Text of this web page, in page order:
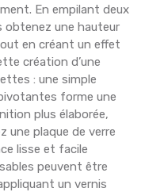
En empilant deux
obtenez une hauteur
en créant un effet
création d’une
: une simple
forme une
plus élaborée,
une plaque de verre
lisse et facile
peuvent être
un vernis